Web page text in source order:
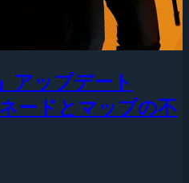
アップデート
ードとマップの不